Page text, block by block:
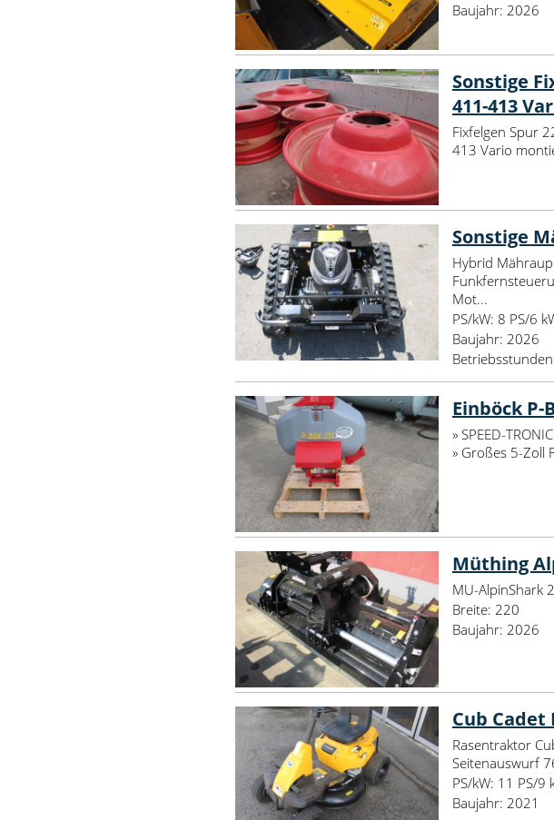
Baujahr: 2026
Sonstige
411-413
Fixfelgen Spur
413 Vario
Sonstige
Hybrid
Mot...
PS/kW: 8 PS/6
Baujahr: 2026
Einböck P-
» SPEED-
» Großes 5-Zoll
Müthing
MU-AlpinShark
Breite: 220
Baujahr: 2026
Cub Cadet
Rasentraktor
Seitenauswurf
PS/kW: 11 PS/9
Baujahr: 2021